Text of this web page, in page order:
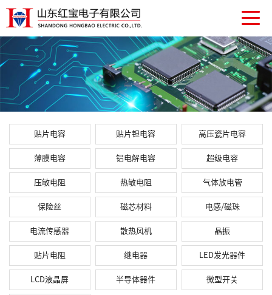
贴片电容 贴片钽电容 高压瓷片电容
薄膜电容 铝电解电容 超级电容
压敏电阻 热敏电阻 气体放电管
保险丝 磁芯材料 电感/磁珠
电流传感器 散热风机 晶振
贴片电阻 继电器 LED发光器件
LCD液晶屏 半导体器件 微型开关